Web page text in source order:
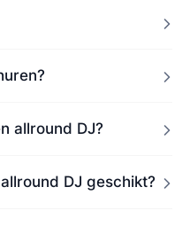
allround DJ?
DJ geschikt?